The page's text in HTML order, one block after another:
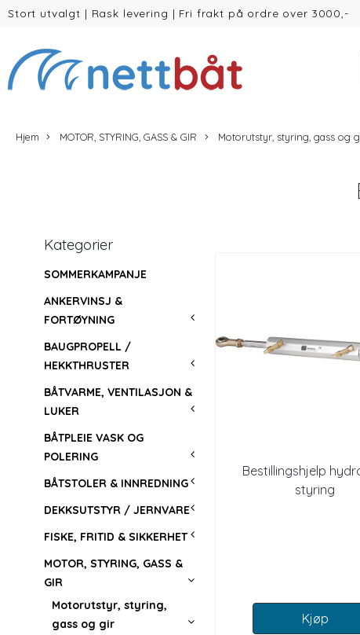
Stort utvalgt | Rask levering | Fri frakt på ordre over 3000,-
Hjem MOTOR, STYRING, GASS & GIR Motorutstyr, styring, gass og
Kategorier
SOMMERKAMPANJE
ANKERVINSJ &
FORTØYNING
BAUGPROPELL /
HEKKTHRUSTER
BÅTVARME, VENTILASJON &
LUKER
BÅTPLEIE VASK OG
POLERING
BÅTSTOLER & INNREDNING
DEKKSUTSTYR / JERNVARE
FISKE, FRITID & SIKKERHET
MOTOR, STYRING, GASS &
GIR
Motorutstyr, styring,
gass og gir
Bestillingshjelp
styring
Kjøp